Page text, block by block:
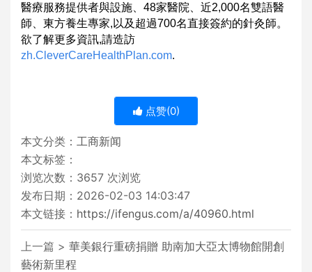
醫療服務提供者與設施、48家醫院、近2,000名雙語醫
師、東方養生專家,以 及超過700名直接簽約的針灸師。
欲了解更多資訊,請造訪
zh.CleverCareHealthPlan.com.
点赞(0)
本文分类： 工商新闻
本文标签：
浏览次数： 3657 次浏览
发布日期：2026-02-03 14:03:47
本文链接： https://ifengus.com/a/40960.html
上一篇 > 華美銀行重磅捐贈 助南加大亞太博物館開創
藝術新里程